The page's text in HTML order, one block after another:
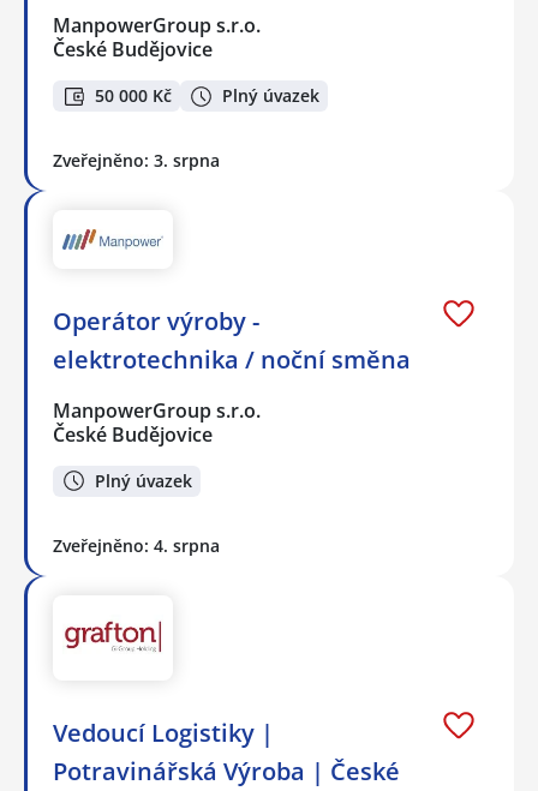
ManpowerGroup s.r.o.
České Budějovice
50 000 Kč Plný úvazek
Zveřejněno: 3. srpna
Operátor výroby -
elektrotechnika / noční směna
ManpowerGroup s.r.o.
České Budějovice
Plný úvazek
Zveřejněno: 4. srpna
Vedoucí Logistiky |
Potravinářská Výroba | České